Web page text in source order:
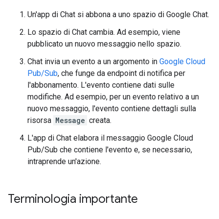
Un'app di Chat si abbona a uno spazio di Google Chat.
Lo spazio di Chat cambia. Ad esempio, viene
pubblicato un nuovo messaggio nello spazio.
Chat invia un evento a un argomento in Google Cloud
Pub/Sub, che funge da endpoint di notifica per
l'abbonamento. L'evento contiene dati sulle
modifiche. Ad esempio, per un evento relativo a un
nuovo messaggio, l'evento contiene dettagli sulla
risorsa Message creata.
L'app di Chat elabora il messaggio Google Cloud
Pub/Sub che contiene l'evento e, se necessario,
intraprende un'azione.
Terminologia importante